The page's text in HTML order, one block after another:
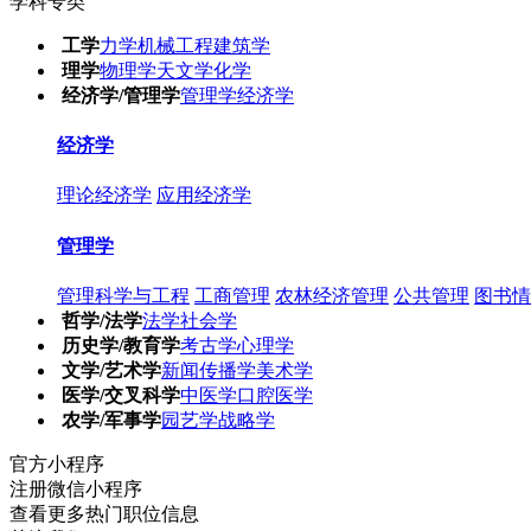
工学力学机械工程建筑学
理学物理学天文学化学
经济学/管理学管理学经济学
经济学
理论经济学 应用经济学
管理学
管理科学与工程 工商管理 农林经济管理 公共管理 图书
哲学/法学法学社会学
历史学/教育学考古学心理学
文学/艺术学新闻传播学美术学
医学/交叉科学中医学口腔医学
农学/军事学园艺学战略学
官方小程序
注册微信小程序
查看更多热门职位信息